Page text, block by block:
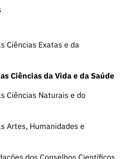
Ciências Exatas e da
Ciências da Vida e da Saúde
Ciências Naturais e do
Artes, Humanidades e
dos Conselhos Científicos